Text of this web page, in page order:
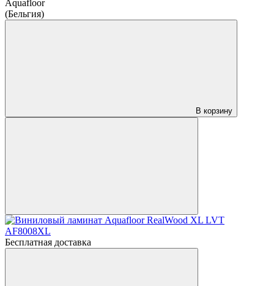
Aquafloor
(Бельгия)
В корзину
Бесплатная доставка